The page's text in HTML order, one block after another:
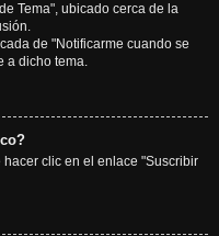
Tema", ubicado cerca de la
de "Notificarme cuando se
a dicho tema.
clic en el enlace "Suscribir